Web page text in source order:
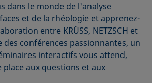
dans le monde de l'analyse
et de la rhéologie et apprenez-
entre KRÜSS, NETZSCH et
des conférences passionnantes, un
interactifs vous attend,
place aux questions et aux